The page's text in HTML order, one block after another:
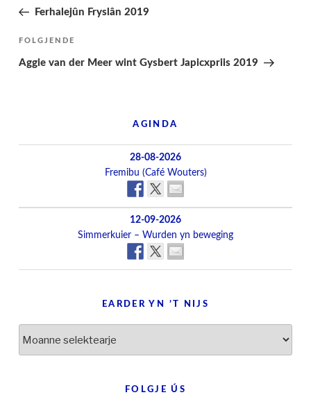
pagina
Ferhalejûn Fryslân 2019
Folgjend
berjocht
FOLGJENDE
Aggie van der Meer wint Gysbert Japicxpriis 2019
AGINDA
28-08-2026
Fremibu (Café Wouters)
12-09-2026
Simmerkuier – Wurden yn beweging
EARDER YN ’T NIJS
yn
FOLGJE ÚS